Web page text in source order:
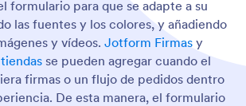
formulario para que se adapte a su
las fuentes y los colores, y añadiendo
y vídeos. Jotform Firmasy
se pueden agregar cuando el
firmas o un flujo de pedidos dentro
De esta manera, el formulario